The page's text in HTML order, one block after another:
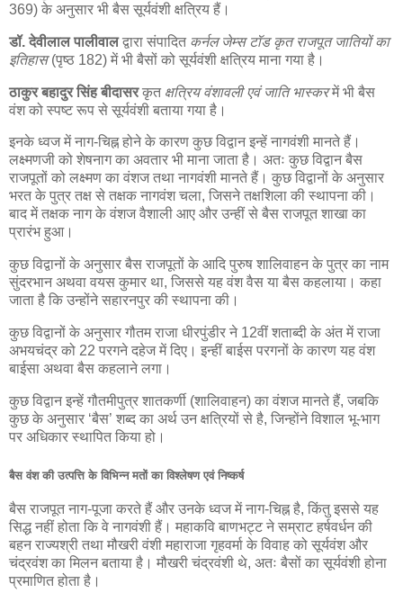
369) के अनुसार भी बैस सूर्यवंशी क्षत्रिय हैं।
डॉ. देवीलाल पालीवालद्वारा संपादित कर्नल जेम्स टॉड कृत राजपूत जातियों का
इतिहास(पृष्ठ 182) में भी बैसों को सूर्यवंशी क्षत्रिय माना गया है।
ठाकुर बहादुर सिंह बीदासरकृत क्षत्रिय वंशावली एवं जाति भास्करमें भी बैस
वंश को स्पष्ट रूप से सूर्यवंशी बताया गया है।
इनके ध्वज में नाग-चिह्न होने के कारण कुछ विद्वान इन्हें नागवंशी मानते हैं।
लक्ष्मणजी को शेषनाग का अवतार भी माना जाता है। अतः कुछ विद्वान बैस
राजपूतों को लक्ष्मण का वंशज तथा नागवंशी मानते हैं। कुछ विद्वानों के अनुसार
भरत के पुत्र तक्ष से तक्षक नागवंश चला, जिसने तक्षशिला की स्थापना की।
बाद में तक्षक नाग के वंशज वैशाली आए और उन्हीं से बैस राजपूत शाखा का
प्रारंभ हुआ।
कुछ विद्वानों के अनुसार बैस राजपूतों के आदि पुरुष शालिवाहन के पुत्र का नाम
सुंदरभान अथवा वयस कुमार था, जिससे यह वंश वैस या बैस कहलाया। कहा
जाता है कि उन्होंने सहारनपुर की स्थापना की।
कुछ विद्वानों के अनुसार गौतम राजा धीरपुंडीर ने 12वीं शताब्दी के अंत में राजा
अभयचंद्र को 22 परगने दहेज में दिए। इन्हीं बाईस परगनों के कारण यह वंश
बाईसा अथवा बैस कहलाने लगा।
कुछ विद्वान इन्हें गौतमीपुत्र शातकर्णी (शालिवाहन) का वंशज मानते हैं, जबकि
कुछ के अनुसार ‘बैस’ शब्द का अर्थ उन क्षत्रियों से है, जिन्होंने विशाल भू-भाग
पर अधिकार स्थापित किया हो।
बैस वंश की उत्पत्ति के विभिन्न मतों का विश्लेषण एवं निष्कर्ष
बैस राजपूत नाग-पूजा करते हैं और उनके ध्वज में नाग-चिह्न है, किंतु इससे यह
सिद्ध नहीं होता कि वे नागवंशी हैं। महाकवि बाणभट्ट ने सम्राट हर्षवर्धन की
बहन राज्यश्री तथा मौखरी वंशी महाराजा गृहवर्मा के विवाह को सूर्यवंश और
चंद्रवंश का मिलन बताया है। मौखरी चंद्रवंशी थे, अतः बैसों का सूर्यवंशी होना
प्रमाणित होता है।